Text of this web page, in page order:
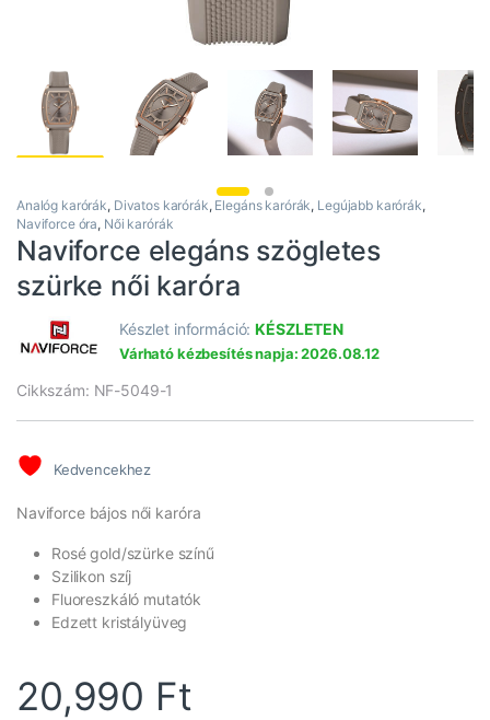
Analóg karórák, Divatos karórák, Elegáns karórák, Legújabb karórák,
Naviforce óra, Női karórák
Naviforce elegáns szögletes
szürke női karóra
Készlet információ:KÉSZLETEN
Várható kézbesítés napja: 2026.08.12
Cikkszám: NF-5049-1
Kedvencekhez
Naviforce bájos női karóra
Rosé gold/szürke színű
Szilikon szíj
Fluoreszkáló mutatók
Edzett kristályüveg
20,990 Ft